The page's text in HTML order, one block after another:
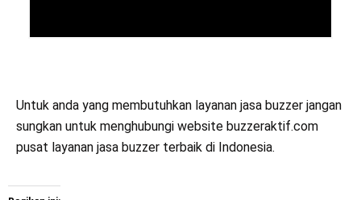
Untuk anda yang membutuhkan layanan jasa buzzer jangan
sungkan untuk menghubungi website buzzeraktif.com
pusat layanan jasa buzzer terbaik di Indonesia.